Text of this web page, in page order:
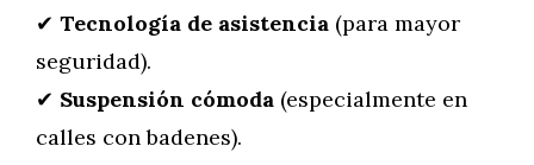
✔ Tecnología de asistencia (para mayor
seguridad).
✔ Suspensión cómoda (especialmente en
calles con badenes).